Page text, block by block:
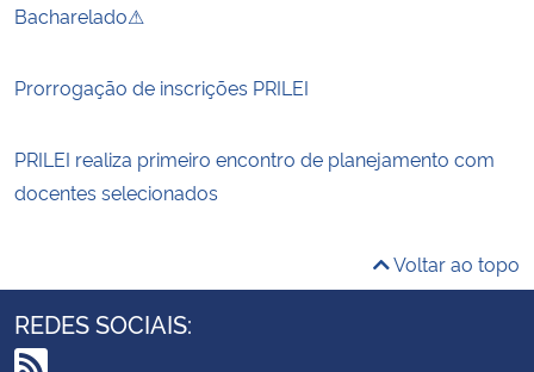
Bacharelado⚠
Prorrogação de inscrições PRILEI
PRILEI realiza primeiro encontro de planejamento com
docentes selecionados
Voltar ao topo
REDES SOCIAIS: